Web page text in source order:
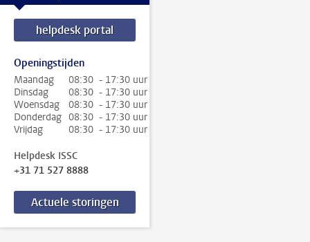
helpdesk portal
Openingstijden
Maandag
08:30 - 17:30 uur
Dinsdag
08:30 - 17:30 uur
Woensdag
08:30 - 17:30 uur
Donderdag 08:30 - 17:30 uur
Vrijdag
08:30 - 17:30 uur
Helpdesk ISSC
+31 71 527 8888
Actuele storingen